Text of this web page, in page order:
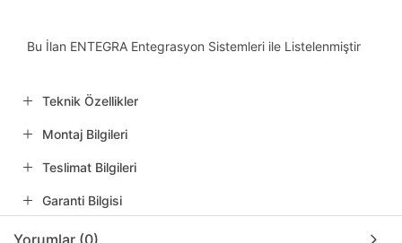
Bu İlan ENTEGRA Entegrasyon Sistemleri ile Listelenmiştir
Teknik Özellikler
Montaj Bilgileri
Teslimat Bilgileri
Garanti Bilgisi
Yorumlar (0)